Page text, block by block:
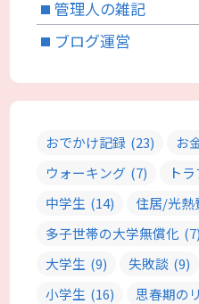
管理人の雑記
ブログ運営
おでかけ記録 (23) お
ウォーキング (7) ト
中学生 (14) 住居/光熱
多子世帯の大学無償化 (7)
大学生 (9) 失敗談 (9)
小学生 (16) 思春期の